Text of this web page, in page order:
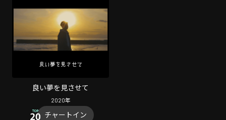
良い夢を見させて
2020年
チャートイン